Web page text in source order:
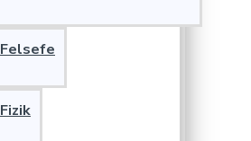
Felsefe
Fizik